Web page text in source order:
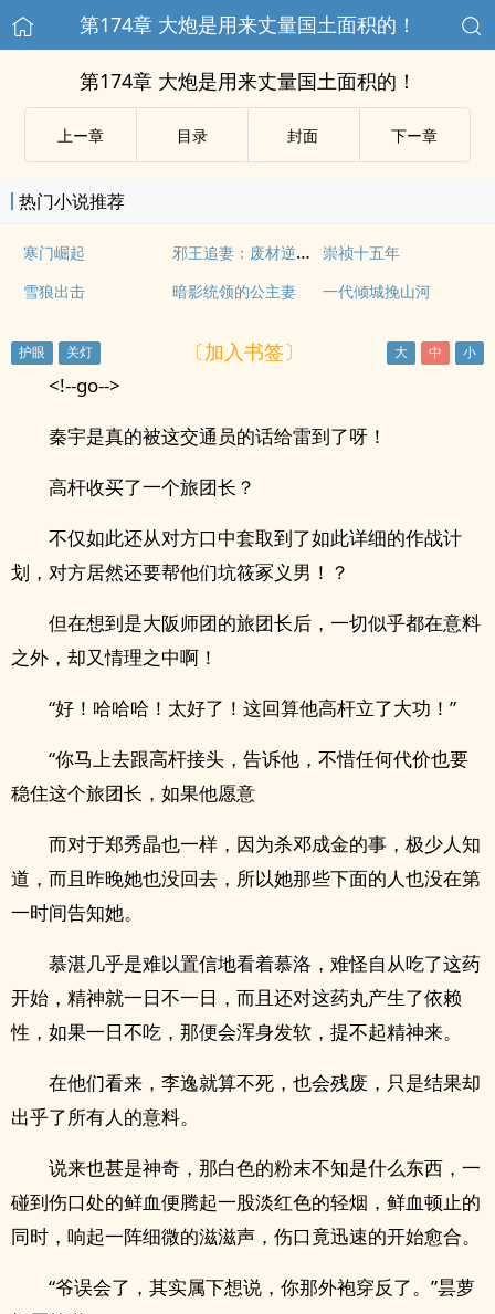
第174章 大炮是用来丈量国土面积的！
第174章 大炮是用来丈量国土面积的！
上ー章 目录 封面 下ー章
热门小说推荐
寒门崛起 邪王追妻：废材逆天小姐
崇祯十五年
雪狼出击
暗影统领的公主妻 一代倾城挽山河
〔加入书签〕
<!--go-->
秦宇是真的被这交通员的话给雷到了呀！
高杆收买了一个旅团长？
不仅如此还从对方口中套取到了如此详细的作战计
划，对方居然还要帮他们坑筱冢义男！？
但在想到是大阪师团的旅团长后，一切似乎都在意料
之外，却又情理之中啊！
“好！哈哈哈！太好了！这回算他高杆立了大功！”
“你马上去跟高杆接头，告诉他，不惜任何代价也要
稳住这个旅团长，如果他愿意
而对于郑秀晶也一样，因为杀邓成金的事，极少人知
道，而且昨晚她也没回去，所以她那些下面的人也没在第
一时间告知她。
慕湛几乎是难以置信地看着慕洛，难怪自从吃了这药
开始，精神就一日不一日，而且还对这药丸产生了依赖
性，如果一日不吃，那便会浑身发软，提不起精神来。
在他们看来，李逸就算不死，也会残废，只是结果却
出乎了所有人的意料。
说来也甚是神奇，那白色的粉末不知是什么东西，一
碰到伤口处的鲜血便腾起一股淡红色的轻烟，鲜血顿止的
同时，响起一阵细微的滋滋声，伤口竟迅速的开始愈合。
“爷误会了，其实属下想说，你那外袍穿反了。”昙萝